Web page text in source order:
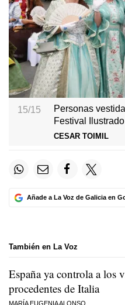
15/15
Personas
Festival
CESAR TOIMIL
Añade a La Voz de Galicia en
También en La Voz
España ya controla a los
procedentes de Italia
MARÍA EUGENIA ALONSO